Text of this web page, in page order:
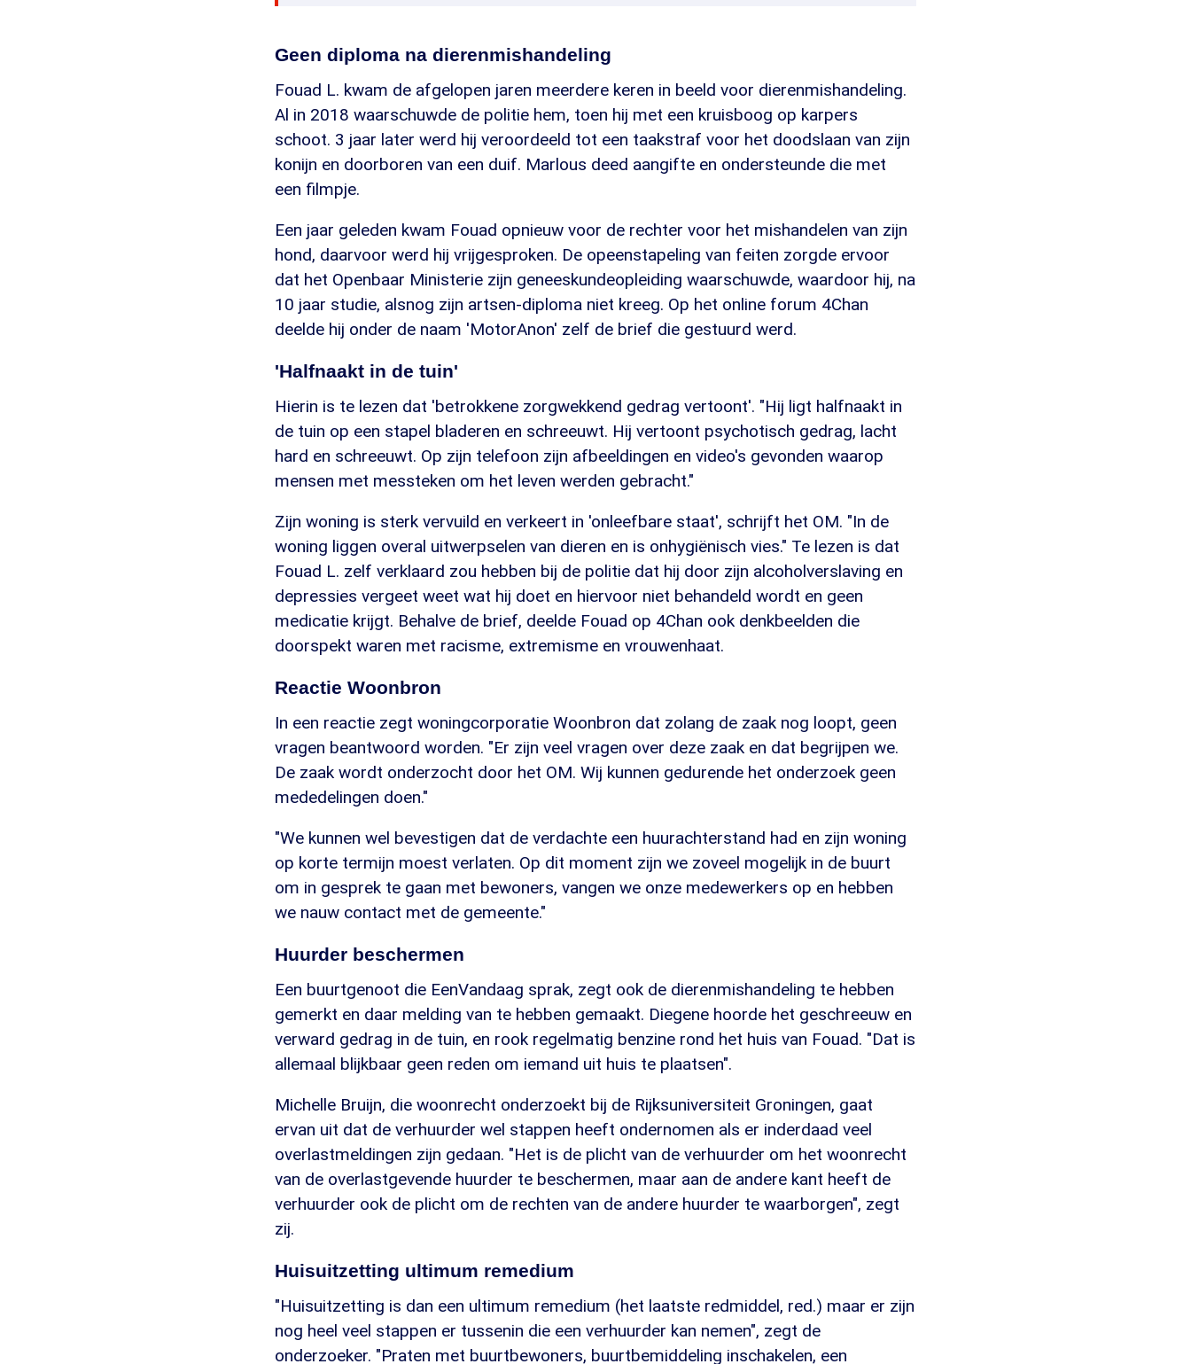
Geen diploma na dierenmishandeling
Fouad L. kwam de afgelopen jaren meerdere keren in beeld voor dierenmishandeling.
Al in 2018 waarschuwde de politie hem, toen hij met een kruisboog op karpers
schoot. 3 jaar later werd hij veroordeeld tot een taakstraf voor het doodslaan van zijn
konijn en doorboren van een duif. Marlous deed aangifte en ondersteunde die met
een filmpje.
Een jaar geleden kwam Fouad opnieuw voor de rechter voor het mishandelen van zijn
hond, daarvoor werd hij vrijgesproken. De opeenstapeling van feiten zorgde ervoor
dat het Openbaar Ministerie zijn geneeskundeopleiding waarschuwde, waardoor hij, na
10 jaar studie, alsnog zijn artsen-diploma niet kreeg. Op het online forum 4Chan
deelde hij onder de naam 'MotorAnon' zelf de brief die gestuurd werd.
'Halfnaakt in de tuin'
Hierin is te lezen dat 'betrokkene zorgwekkend gedrag vertoont'. "Hij ligt halfnaakt in
de tuin op een stapel bladeren en schreeuwt. Hij vertoont psychotisch gedrag, lacht
hard en schreeuwt. Op zijn telefoon zijn afbeeldingen en video's gevonden waarop
mensen met messteken om het leven werden gebracht."
Zijn woning is sterk vervuild en verkeert in 'onleefbare staat', schrijft het OM. "In de
woning liggen overal uitwerpselen van dieren en is onhygiënisch vies." Te lezen is dat
Fouad L. zelf verklaard zou hebben bij de politie dat hij door zijn alcoholverslaving en
depressies vergeet weet wat hij doet en hiervoor niet behandeld wordt en geen
medicatie krijgt. Behalve de brief, deelde Fouad op 4Chan ook denkbeelden die
doorspekt waren met racisme, extremisme en vrouwenhaat.
Reactie Woonbron
In een reactie zegt woningcorporatie Woonbron dat zolang de zaak nog loopt, geen
vragen beantwoord worden. "Er zijn veel vragen over deze zaak en dat begrijpen we.
De zaak wordt onderzocht door het OM. Wij kunnen gedurende het onderzoek geen
mededelingen doen."
"We kunnen wel bevestigen dat de verdachte een huurachterstand had en zijn woning
op korte termijn moest verlaten. Op dit moment zijn we zoveel mogelijk in de buurt
om in gesprek te gaan met bewoners, vangen we onze medewerkers op en hebben
we nauw contact met de gemeente."
Huurder beschermen
Een buurtgenoot die EenVandaag sprak, zegt ook de dierenmishandeling te hebben
gemerkt en daar melding van te hebben gemaakt. Diegene hoorde het geschreeuw en
verward gedrag in de tuin, en rook regelmatig benzine rond het huis van Fouad. "Dat is
allemaal blijkbaar geen reden om iemand uit huis te plaatsen".
Michelle Bruijn, die woonrecht onderzoekt bij de Rijksuniversiteit Groningen, gaat
ervan uit dat de verhuurder wel stappen heeft ondernomen als er inderdaad veel
overlastmeldingen zijn gedaan. "Het is de plicht van de verhuurder om het woonrecht
van de overlastgevende huurder te beschermen, maar aan de andere kant heeft de
verhuurder ook de plicht om de rechten van de andere huurder te waarborgen", zegt
zij.
Huisuitzetting ultimum remedium
"Huisuitzetting is dan een ultimum remedium (het laatste redmiddel, red.) maar er zijn
nog heel veel stappen er tussenin die een verhuurder kan nemen", zegt de
onderzoeker. "Praten met buurtbewoners, buurtbemiddeling inschakelen, een